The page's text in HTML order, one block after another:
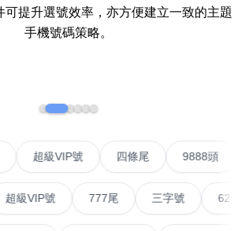
5 無7無8無9
清除全部分類
搜尋
可提升選號效率，亦方便建立一致的主題
手機號碼策略。
門號 超級VIP號 四條尾 9888
號 777尾 三字號 6288頭